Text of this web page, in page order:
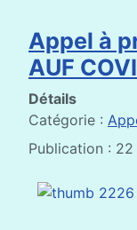
Appel à
AUF
Détails
Catégorie :
Publication : 22